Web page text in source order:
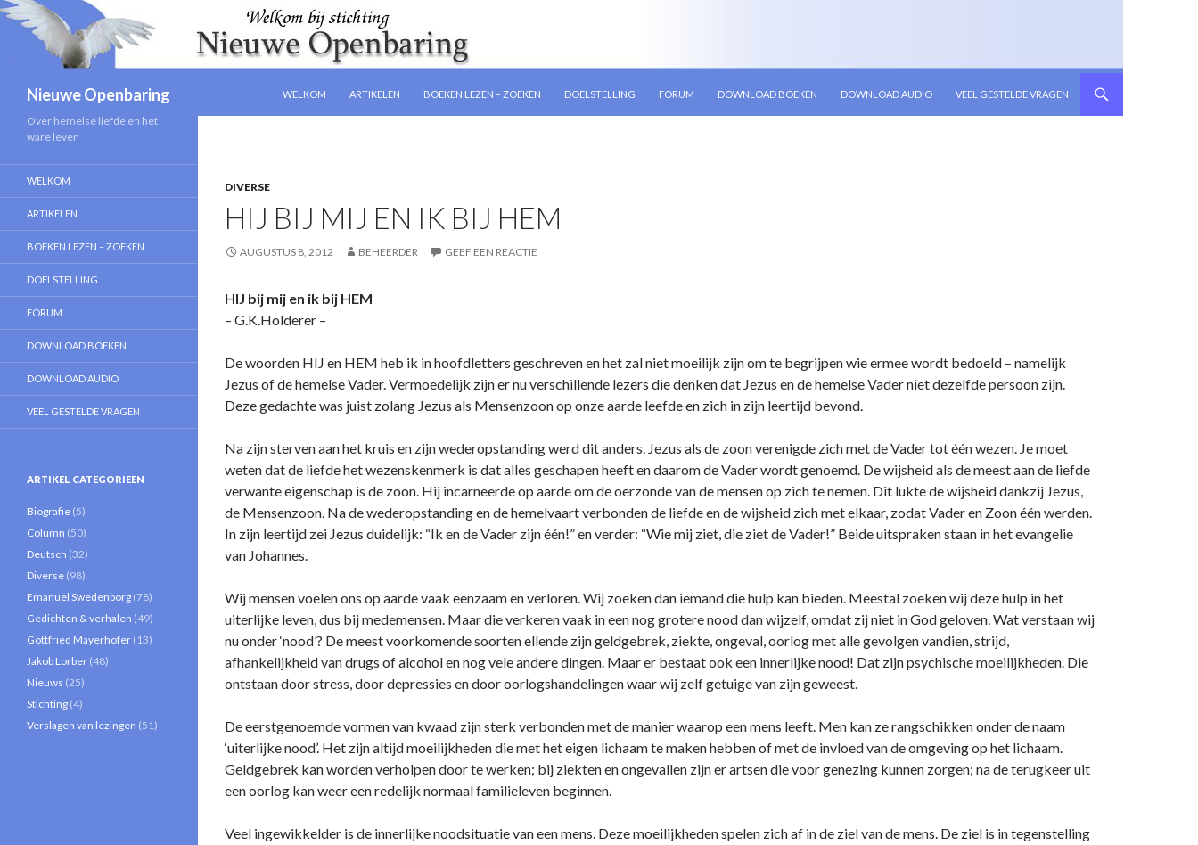
Nieuwe Openbaring
WELKOM
ARTIKELEN BOEKEN LEZEN – ZOEKEN DOELSTELLING FORUM DOWNLOAD BOEKEN DOWNLOAD AUDIO VEEL GESTELDE VRAGEN
DIVERSE
HIJ BIJ MIJ EN IK BIJ HEM
AUGUSTUS 8, 2012 BEHEERDER GEEF EEN REACTIE
HIJ bij mij en ik bij HEM
– G.K.Holderer –
De woorden HIJ en HEM heb ik in hoofdletters geschreven en het zal niet moeilijk zijn om te begrijpen wie ermee wordt bedoeld – namelijk
Jezus of de hemelse Vader. Vermoedelijk zijn er nu verschillende lezers die denken dat Jezus en de hemelse Vader niet dezelfde persoon zijn.
Deze gedachte was juist zolang Jezus als Mensenzoon op o­nze aarde leefde en zich in zijn leertijd bevond.
Na zijn sterven aan het kruis en zijn wederopstanding werd dit anders. Jezus als de zoon verenigde zich met de Vader tot één wezen. Je moet
weten dat de liefde het wezenskenmerk is dat alles geschapen heeft en daarom de Vader wordt genoemd. De wijsheid als de meest aan de liefde
verwante eigenschap is de zoon. Hij incarneerde op aarde om de oerzonde van de mensen op zich te nemen. Dit lukte de wijsheid dankzij Jezus,
de Mensenzoon. Na de wederopstanding en de hemelvaart verbonden de liefde en de wijsheid zich met elkaar, zodat Vader en Zoon één werden.
In zijn leertijd zei Jezus duidelijk: “Ik en de Vader zijn één!” en verder: “Wie mij ziet, die ziet de Vader!” Beide uitspraken staan in het evangelie
van Johannes.
Wij mensen voelen o­ns op aarde vaak eenzaam en verloren. Wij zoeken dan iemand die hulp kan bieden. Meestal zoeken wij deze hulp in het
uiterlijke leven, dus bij medemensen. Maar die verkeren vaak in een nog grotere nood dan wijzelf, omdat zij niet in God geloven. Wat verstaan wij
nu o­nder ‘nood’? De meest voorkomende soorten ellende zijn geldgebrek, ziekte, o­ngeval, oorlog met alle gevolgen vandien, strijd,
afhankelijkheid van drugs of alcohol en nog vele andere dingen. Maar er bestaat ook een innerlijke nood! Dat zijn psychische moeilijkheden. Die
o­ntstaan door stress, door depressies en door oorlogshandelingen waar wij zelf getuige van zijn geweest.
De eerstgenoemde vormen van kwaad zijn sterk verbonden met de manier waarop een mens leeft. Men kan ze rangschikken o­nder de naam
‘uiterlijke nood’. Het zijn altijd moeilijkheden die met het eigen lichaam te maken hebben of met de invloed van de omgeving op het lichaam.
Geldgebrek kan worden verholpen door te werken; bij ziekten en o­ngevallen zijn er artsen die voor genezing kunnen zorgen; na de terugkeer uit
een oorlog kan weer een redelijk normaal familieleven beginnen.
Veel ingewikkelder is de innerlijke noodsituatie van een mens. Deze moeilijkheden spelen zich af in de ziel van de mens. De ziel is in tegenstelling
Over hemelse liefde en het
ware leven
WELKOM
ARTIKELEN
BOEKEN LEZEN – ZOEKEN
DOELSTELLING
FORUM
DOWNLOAD BOEKEN
DOWNLOAD AUDIO
VEEL GESTELDE VRAGEN
ARTIKEL CATEGORIEEN
Biografie (5)
Column (50)
Deutsch (32)
Diverse (98)
Emanuel Swedenborg (78)
Gedichten & verhalen (49)
Gottfried Mayerhofer (13)
Jakob Lorber (48)
Nieuws (25)
Stichting (4)
Verslagen van lezingen (51)